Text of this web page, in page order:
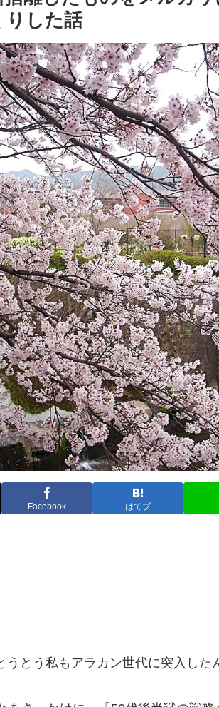
りした話
Facebook はてブ
うとう私もアラカン世代に突入し